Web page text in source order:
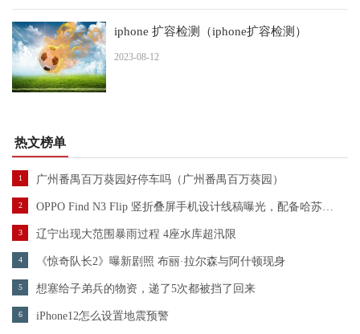
iphone 扩容检测（iphone扩容检测）
2023-08-12
热文榜单
1 广州番禺百万葵园好停车吗（广州番禺百万葵园）
2
3 辽宁出现大范围暴雨过程 4座水库超汛限
4 《惊奇队长2》曝新剧照 布丽·拉尔森与阿什顿现身
5 想塞给子弟兵的物资，递了5次都被挡了回来
6 iPhone12怎么设置地震预警